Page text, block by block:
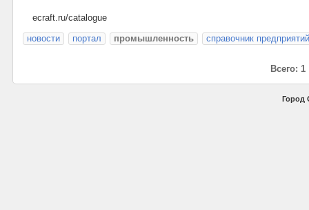
ecraft.ru/catalogue
новости
портал промышленность справочник предприятий
Всего: 1
Город